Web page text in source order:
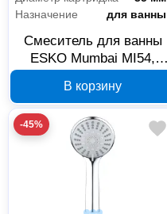
Назначение
для ванны
Смеситель для ванны
ESKO Mumbai MI54,
В корзину
-45%